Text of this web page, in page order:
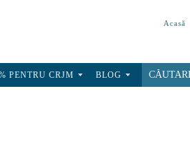
Acasă
PENTRU CRJM BLOG